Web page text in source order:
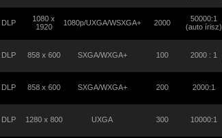
DLP
1080 x
1920
1080p/UXGA/WSXGA+ 2000
50000:1
(auto írisz)
DLP 858 x 600 SXGA/WXGA+ 100 2000 : 1
DLP 858 x 600 SXGA/WXGA+ 200 2000:1
DLP 1280 x 800 UXGA 300 10000:1